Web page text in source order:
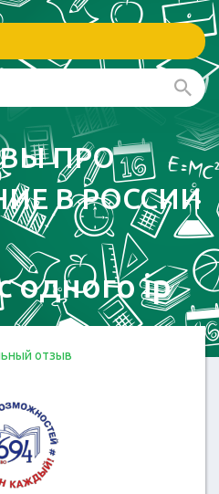
ПРО
В РОССИИ
одного ip
отзыв